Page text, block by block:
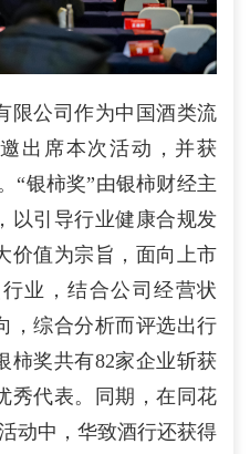
限公司作为中国酒类流
出席本次活动，并获
“银柿奖”由银柿财经主
以引导行业健康合规发
价值为宗旨，面向上市
业，结合公司经营状
，综合分析而评选出行
柿奖共有82家企业斩获
秀代表。同期，在同花
动中，华致酒行还获得